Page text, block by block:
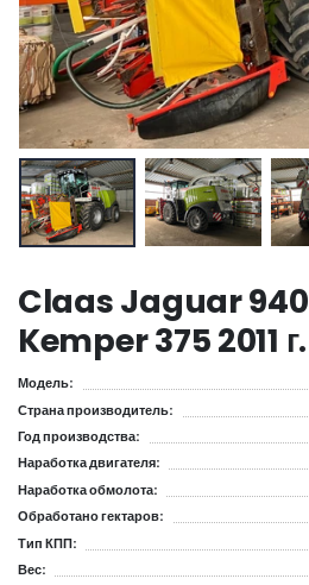
Claas Jaguar 940
Kemper 375 2011 г.
Модель:
Страна производитель:
Год производства:
Наработка двигателя:
Наработка обмолота:
Обработано гектаров:
Тип КПП:
Вес: